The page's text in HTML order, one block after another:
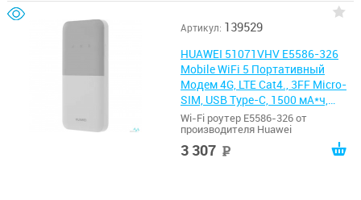
Артикул: 139529
HUAWEI 51071VHV E5586-326
Mobile WiFi 5 Портативный
Модем 4G, LTE Cat4., 3FF Micro-
SIM, USB Type-C, 1500 мА*ч,
WHITE
Wi-Fi роутер E5586-326 от
производителя Huawei
3 307